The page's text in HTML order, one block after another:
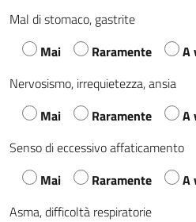
Mal di stomaco, gastrite
Mai
Raramente A
Nervosismo, irrequietezza, ansia
Mai
Raramente A
Senso di eccessivo affaticamento
Mai
Raramente A
Asma, difficoltà respiratorie